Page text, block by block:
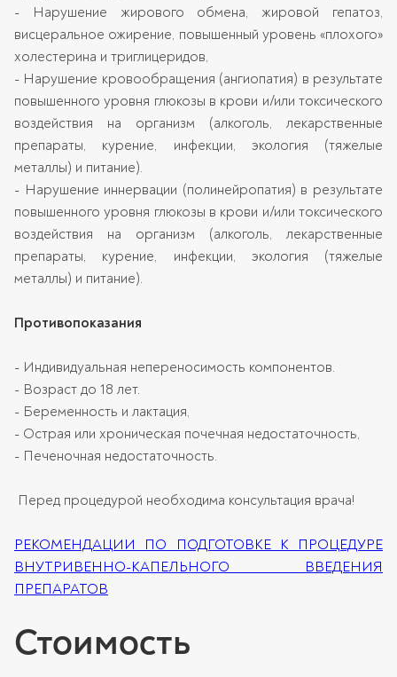
- Нарушение жирового обмена, жировой гепатоз,
висцеральное ожирение, повышенный уровень «плохого»
холестерина и триглицеридов,
- Нарушение кровообращения (ангиопатия) в результате
повышенного уровня глюкозы в крови и/или токсического
воздействия на организм (алкоголь, лекарственные
препараты, курение, инфекции, экология (тяжелые
металлы) и питание).
- Нарушение иннервации (полинейропатия) в результате
повышенного уровня глюкозы в крови и/или токсического
воздействия на организм (алкоголь, лекарственные
препараты, курение, инфекции, экология (тяжелые
металлы) и питание).
Противопоказания
- Индивидуальная непереносимость компонентов.
- Возраст до 18 лет.
- Беременность и лактация,
- Острая или хроническая почечная недостаточность,
- Печеночная недостаточность.
Перед процедурой необходима консультация врача!
РЕКОМЕНДАЦИИ ПО ПОДГОТОВКЕ К ПРОЦЕДУРЕ
ВНУТРИВЕННО-КАПЕЛЬНОГО ВВЕДЕНИЯ
ПРЕПАРАТОВ
Стоимость